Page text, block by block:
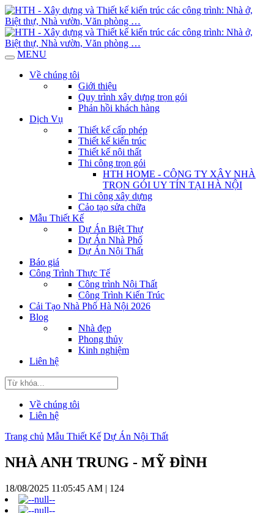
MENU
Về chúng tôi
Giới thiệu
Quy trình xây dựng trọn gói
Phản hồi khách hàng
Dịch Vụ
Thiết kế cấp phép
Thiết kế kiến trúc
Thiết kế nội thất
Thi công trọn gói
HTH HOME - CÔNG TY XÂY NHÀ
TRỌN GÓI UY TÍN TẠI HÀ NỘI
Thi công xây dựng
Cảo tạo sửa chữa
Mẫu Thiết Kế
Dự Án Biệt Thự
Dự Án Nhà Phố
Dự Án Nội Thất
Báo giá
Công Trình Thực Tế
Công trình Nội Thất
Công Trình Kiến Trúc
Cải Tạo Nhà Phố Hà Nội 2026
Blog
Nhà đẹp
Phong thủy
Kinh nghiệm
Liên hệ
Về chúng tôi
Liên hệ
Trang chủ Mẫu Thiết Kế Dự Án Nội Thất
NHÀ ANH TRUNG - MỸ ĐÌNH
18/08/2025 11:05:45 AM | 124